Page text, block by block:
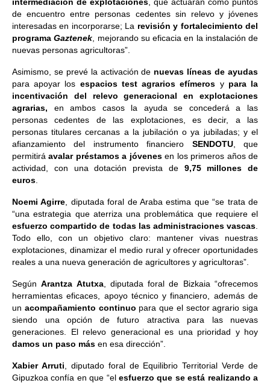
de encuentro entre personas cedentes sin relevo y jóvenes
interesadas en incorporarse; La revisión y fortalecimiento del
programaGaztenek , mejorando su eficacia en la instalación de
nuevas personas agricultoras”.
Asimismo, se prevé la activación de nuevas líneas de ayudas
para apoyar los espacios test agrarios efímeros y para la
incentivación del relevo generacional en explotaciones
agrarias, en ambos casos la ayuda se concederá a las
personas cedentes de las explotaciones, es decir, a las
personas titulares cercanas a la jubilación o ya jubiladas; y el
afianzamiento del instrumento financiero SENDOTU, que
permitiráavalar préstamos a jóvenesen los primeros años de
actividad, con una dotación prevista de 9,75 millones de
euros
Noemi Agirre , diputada foral de Araba estima que “se trata de
“una estrategia que aterriza una problemática que requiere el
esfuerzo compartido de todas las administraciones vascas
Todo ello, con un objetivo claro: mantener vivas nuestras
explotaciones, dinamizar el medio rural y ofrecer oportunidades
reales a una nueva generación de agricultores y agricultoras”.
SegúnArantza Atutxa, diputada foral de Bizkaia “ofrecemos
herramientas eficaces, apoyo técnico y financiero, además de
un acompañamiento continuo para que el sector agrario siga
siendo una opción de futuro atractiva para las nuevas
generaciones. El relevo generacional es una prioridad y hoy
damos un paso más en esa dirección”.
Xabier Arruti , diputado foral de Equilibrio Territorial Verde de
Gipuzkoa confía en que “el esfuerzo que se está realizando a